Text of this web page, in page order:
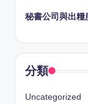
秘書公司與出糧
分類
Uncategorized